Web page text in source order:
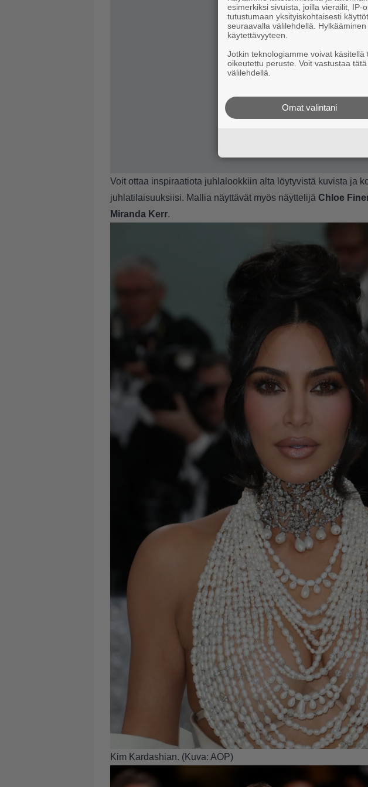
Voit ottaa inspiraatiota juhlalookkiin alta löytyvistä kuvista ja
juhlatilaisuuksiisi. Mallia näyttävät myös näyttelijä Chloe
Miranda Kerr.
Kim Kardashian. (Kuva: AOP)
esimerkiksi sivuista, joilla vierailit, IP-
tutustumaan yksityiskohtaisesti
seuraavalla välilehdellä.
käytettävyyteen.
Jotkin teknologiamme voivat
oikeutettu peruste. Voit vastustaa
välilehdellä.
Omat valintani